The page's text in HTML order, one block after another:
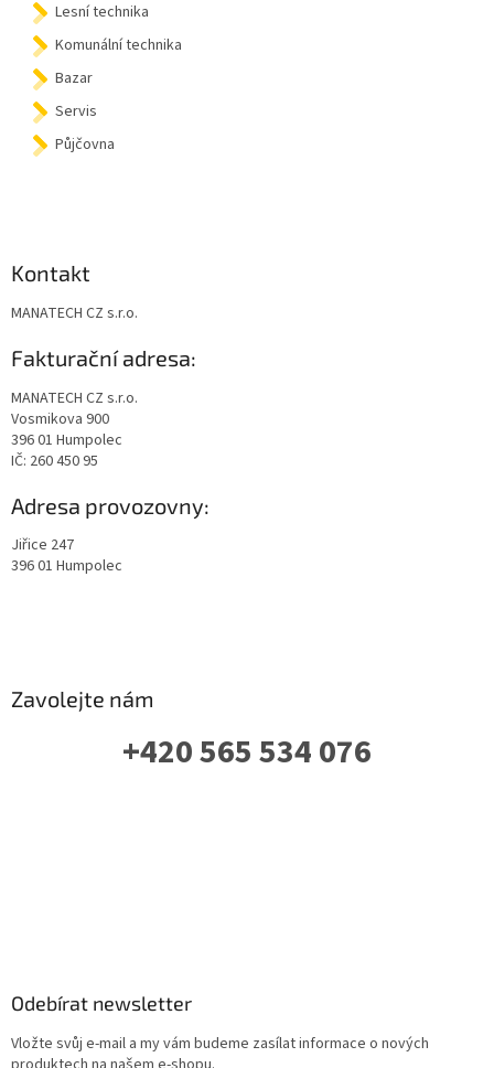
Lesní technika
Komunální technika
Bazar
Servis
Půjčovna
Kontakt
MANATECH CZ s.r.o.
Fakturační adresa:
MANATECH CZ s.r.o.
Vosmikova 900
396 01 Humpolec
IČ: 260 450 95
Adresa provozovny:
Jiřice 247
396 01 Humpolec
Zavolejte nám
+420 565 534 076
Odebírat newsletter
Vložte svůj e-mail a my vám budeme zasílat informace o nových